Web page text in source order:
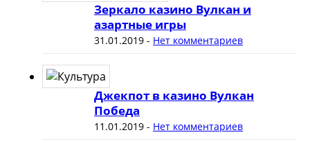
Зеркало казино Вулкан и
азартные игры
31.01.2019- Нет комментариев
Джекпот в казино Вулкан
Победа
11.01.2019- Нет комментариев